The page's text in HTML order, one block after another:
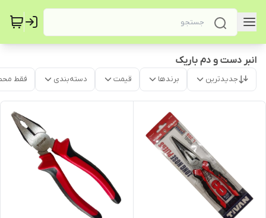
انبر دست و دم باریک
جدیدترین برندها قیمت دسته‌بندی فقط